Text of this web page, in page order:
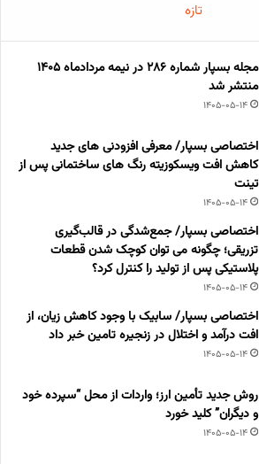
تازه
مجله بسپار شماره 286 در نیمه مردادماه 1405
منتشر شد
1405-05-14
اختصاصی بسپار/ معرفی افزودنی های جدید
کاهش افت ویسکوزیته رنگ های ساختمانی پس از
تینت
1405-05-14
اختصاصی بسپار/ جمع‌شدگی در قالب‌گیری
تزریقی؛ چگونه می توان کوچک شدن قطعات
پلاستیکی پس از تولید را کنترل کرد؟
1405-05-14
اختصاصی بسپار/ سابیک با وجود کاهش زیان، از
افت درآمد و اختلال در زنجیره تامین خبر داد
1405-05-14
روش جدید تأمین ارز؛ واردات از محل “سپرده خود
و دیگران” کلید خورد
1405-05-14